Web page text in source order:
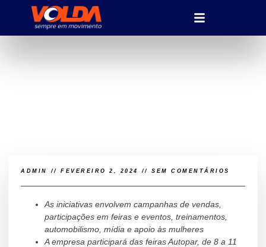
ADMIN // FEVEREIRO 2, 2024 // SEM COMENTÁRIOS
As iniciativas envolvem campanhas de vendas,
participações em feiras e eventos, treinamentos,
automobilismo, mídia e apoio às mulheres
Aempresa participará das feiras Autopar, de 8 a 11